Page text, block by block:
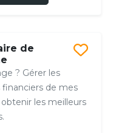
de
? Gérer les
de mes
les meilleurs